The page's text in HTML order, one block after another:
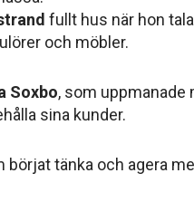
fullt hus när hon
och möbler.
Soxbo, som uppmanade
sina kunder.
tänka och agera